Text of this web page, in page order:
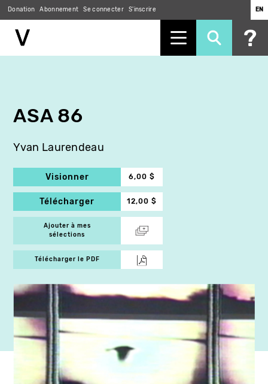
Donation Abonnement Se connecter S'inscrire EN
ASA 86
Yvan Laurendeau
Visionner 6,00 $
Télécharger 12,00 $
Ajouter à mes
sélections
Télécharger le PDF